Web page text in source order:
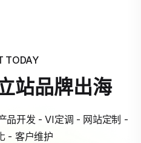
TODAY
站品牌出海
品开发 - VI定调 - 网站定制 -
- 客户维护